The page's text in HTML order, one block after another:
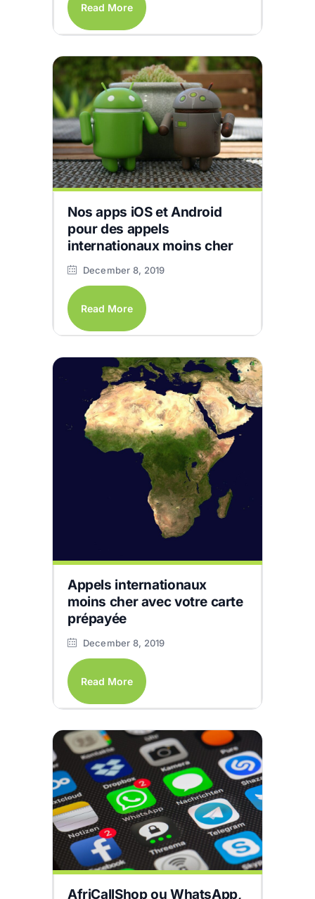
Read More
Nos apps iOS et Android
pour des appels
internationaux moins cher
December 8, 2019
Read More
Appels internationaux
moins cher avec votre carte
prépayée
December 8, 2019
Read More
AfriCallShop ou WhatsApp,